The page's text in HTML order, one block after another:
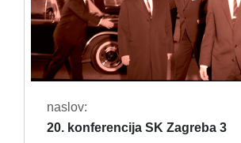
naslov:
20. konferencija SK Zagreba 3